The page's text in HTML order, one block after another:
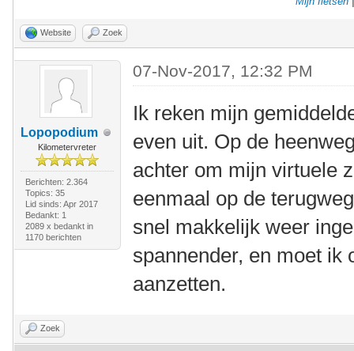
Website Zoek
Lopopodium
Kilometervreter
Berichten: 2.364
Topics: 35
Lid sinds: Apr 2017
Bedankt: 1
2089 x bedankt in
1170 berichten
07-Nov-2017, 12:32 PM
Ik reken mijn
even uit. Op de
achter om mijn virtuele
eenmaal op de
snel makkelijk weer
spannender, en moet ik
aanzetten.
Zoek